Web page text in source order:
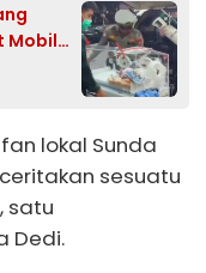
Mobil
lokal Sunda
sesuatu
satu
Dedi.